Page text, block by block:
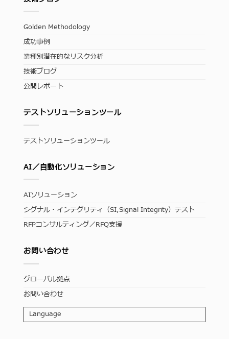
Golden Methodology
成功事例
業種別潜在的なリスク分析
技術ブログ
公開レポート
テストソリューションツール
テストソリューションツール
AI／自動化ソリューション
AIソリューション
シグナル・インテグリティ（SI,Signal Integrity）テスト
RFPコンサルティング／RFQ支援
お問い合わせ
グローバル拠点
お問い合わせ
Language